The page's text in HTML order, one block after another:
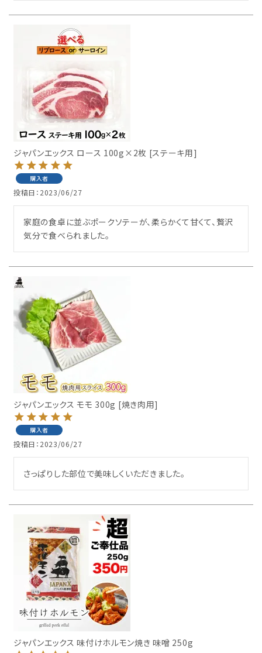
ジャパンエックス ロース 100g×2枚 [ステーキ用]
購入者
投稿日 2023/06/27
家庭の食卓に並ぶポークソテーが、柔らかくて甘くて、贅沢
気分で食べられました。
ジャパンエックス モモ 300g [焼き肉用]
購入者
投稿日 2023/06/27
さっぱりした部位で美味しくいただきました。
ジャパンエックス 味付けホルモン焼き 味噌 250g